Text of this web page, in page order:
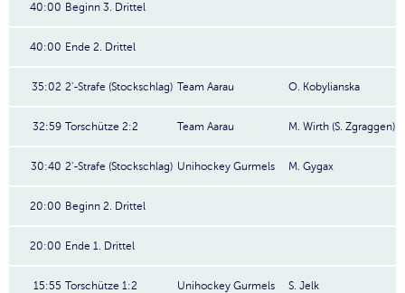
40:00 Beginn 3. Drittel
40:00 Ende 2. Drittel
35:02 2'-Strafe (Stockschlag) Team Aarau O. Kobylianska
32:59 Torschütze 2:2 Team Aarau M. Wirth (S. Zgraggen)
30:40 2'-Strafe (Stockschlag) Unihockey Gurmels M. Gygax
20:00 Beginn 2. Drittel
20:00 Ende 1. Drittel
15:55 Torschütze 1:2 Unihockey Gurmels S. Jelk